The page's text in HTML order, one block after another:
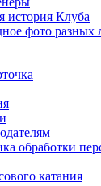
история Клуба
фото разных
обработки
катания